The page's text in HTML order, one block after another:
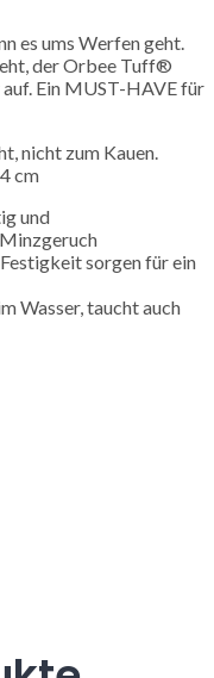
es ums Werfen geht.
der Orbee Tuff®
Ein MUST-HAVE für
nicht zum Kauen.
cm
und
sorgen für ein
Wasser, taucht auch